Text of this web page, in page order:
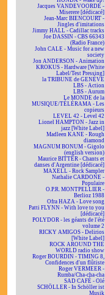
Jacques VANDEVOORDE -
Miserere [dédicacé]
Jean-Marc BIENCOURT -
Jingles d'imitations
Jimmy HALL - Cadillac tracks
Joe DASSIN - CBS 66343
(Radio France)
John CALE - Music for a new
society
Jon ANDERSON - Animation
KROKUS - Hardware [White
Label/Test Pressing]
la TRIBUNE de GENÈVE
LBS - Action
LBS - Aurum
Le MONDE de la
MUSIQUE/TÉLÉRAMA - Les
copieurs
LEVEL 42 - Level 42
Lionel HAMPTON - Jazz in
jazz [White Label]
Madleen KANE - Rough
diamond
MAGNUM BONUM - Gigolo
(english version)
Maurice BITTER - Chants et
danses d'Argentine [dédicacé]
MAXELL - Rock Sampler
Nathalie CARDONE -
Populaire
O.P.R. MONTPELLIER -
Berlioz 1988
Ofra HAZA - Love song
Patti FLYNN - With love to you
[dédicacé]
POLYDOR - les géants de l'été
volume 2
RICKY AMIGOS - Delirios
[White Label]
ROCK AROUND THE
WORLD radio show
Roger BOURDIN - TIMING 8,
Confidences d'un flûtiste
Roger VERMEER -
Rumba/Cha-cha-cha
SAD CAFÉ - Olé
SCHÖLLER - In Schöller ist
Musik